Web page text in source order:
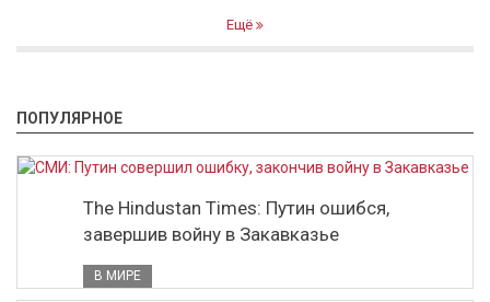
Ещё
ПОПУЛЯРНОЕ
The Hindustan Times: Путин ошибся,
завершив войну в Закавказье
В МИРЕ